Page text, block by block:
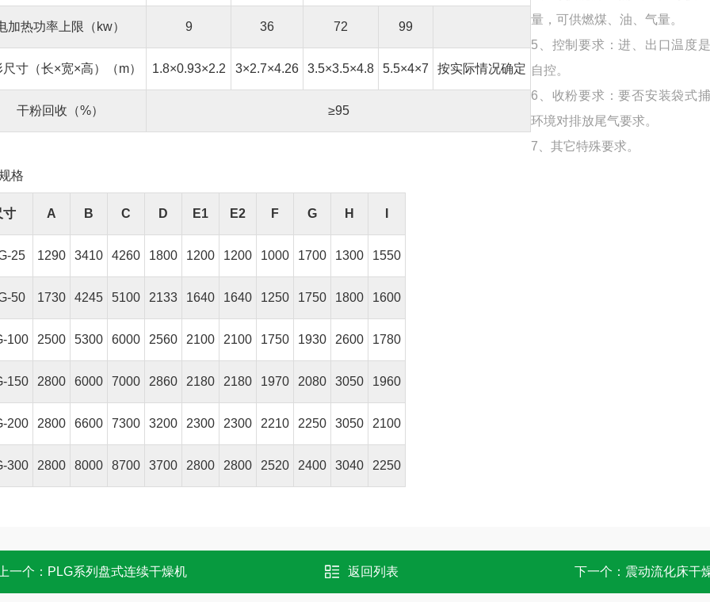
加热功率上限（kw） 9 36 72 99
寸（长×宽×高）（m） 1.8×0.93×2.2 3×2.7×4.26 3.5×3.5×4.8 5.5×4×7 按实际情况确定
干粉回收（%） ≥95
量，可供燃煤、油、气量。
5、控制要求：进、出口温度
自控。
6、收粉要求：要否安装袋式
环境对排放尾气要求。
7、其它特殊要求。
格
寸 A B C D E1 E2 F G H
25 1290 3410 4260 1800 1200 1200 1000 1700 1300 1550
50 1730 4245 5100 2133 1640 1640 1250 1750 1800 1600
100 2500 5300 6000 2560 2100 2100 1750 1930 2600 1780
150 2800 6000 7000 2860 2180 2180 1970 2080 3050 1960
200 2800 6600 7300 3200 2300 2300 2210 2250 3050 2100
300 2800 8000 8700 3700 2800 2800 2520 2400 3040 2250
一个： PLG系列盘式连续干燥机 返回列表 下一个： 震动流化床干